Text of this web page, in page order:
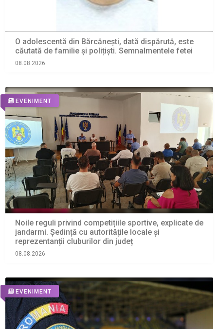
O adolescentă din Bărcănești, dată dispărută, este
căutată de familie și polițiști. Semnalmentele fetei
08.08.2026
EVENIMENT
Noile reguli privind competițiile sportive, explicate de
jandarmi. Ședință cu autoritățile locale și
reprezentanții cluburilor din județ
08.08.2026
EVENIMENT